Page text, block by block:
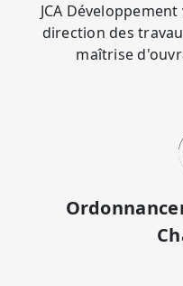
JCA
direction des
maîtrise